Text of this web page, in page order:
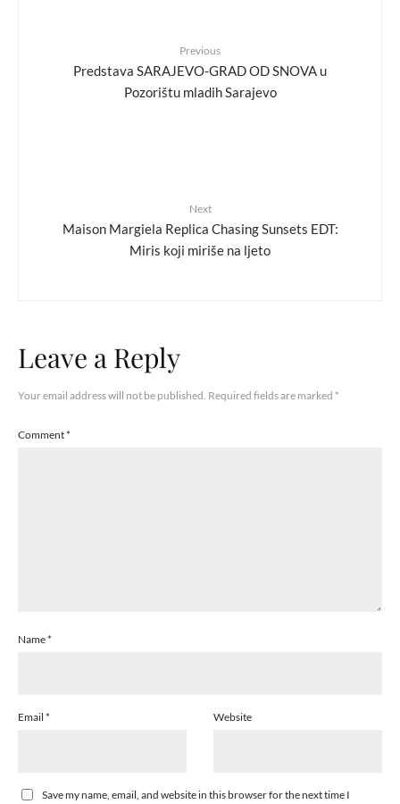
Previous
Predstava SARAJEVO-GRAD OD SNOVA u
Pozorištu mladih Sarajevo
Next
Maison Margiela Replica Chasing Sunsets EDT:
Miris koji miriše na ljeto
Leave a Reply
Your email address will not be published. Required fields are marked *
Comment*
Name*
Email * Website
Save my name, email, and website in this browser for the next time I